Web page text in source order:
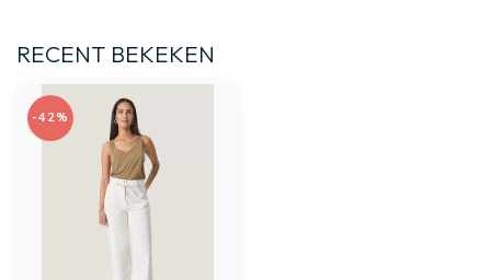
RECENT BEKEKEN
-42%